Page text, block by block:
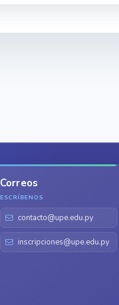
Correos
ESCRÍBENOS
contacto@upe.edu.py
inscripciones@upe.edu.py